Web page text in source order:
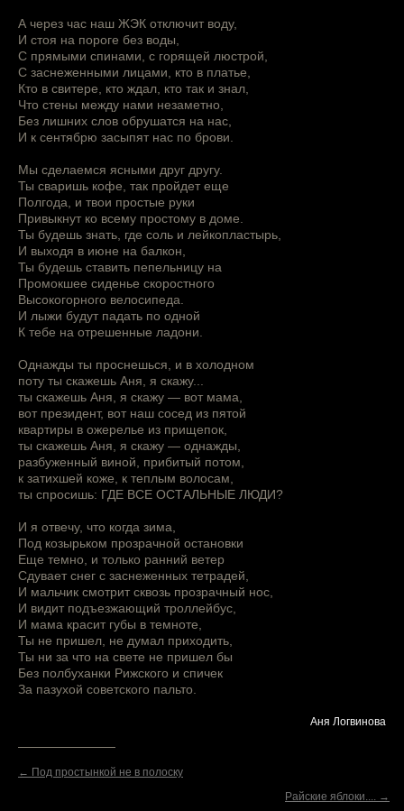
А через час наш ЖЭК отключит воду,
И стоя на пороге без воды,
С прямыми спинами, с горящей люстрой,
С заснеженными лицами, кто в платье,
Кто в свитере, кто ждал, кто так и знал,
Что стены между нами незаметно,
Без лишних слов обрушатся на нас,
И к сентябрю засыпят нас по брови.
Мы сделаемся ясными друг другу.
Ты сваришь кофе, так пройдет еще
Полгода, и твои простые руки
Привыкнут ко всему простому в доме.
Ты будешь знать, где соль и лейкопластырь,
И выходя в июне на балкон,
Ты будешь ставить пепельницу на
Промокшее сиденье скоростного
Высокогорного велосипеда.
И лыжи будут падать по одной
К тебе на отрешенные ладони.
Однажды ты проснешься, и в холодном
поту ты скажешь Аня, я скажу...
ты скажешь Аня, я скажу — вот мама,
вот президент, вот наш сосед из пятой
квартиры в ожерелье из прищепок,
ты скажешь Аня, я скажу — однажды,
разбуженный виной, прибитый потом,
к затихшей коже, к теплым волосам,
ты спросишь: ГДЕ ВСЕ ОСТАЛЬНЫЕ ЛЮДИ?
И я отвечу, что когда зима,
Под козырьком прозрачной остановки
Еще темно, и только ранний ветер
Сдувает снег с заснеженных тетрадей,
И мальчик смотрит сквозь прозрачный нос,
И видит подъезжающий троллейбус,
И мама красит губы в темноте,
Ты не пришел, не думал приходить,
Ты ни за что на свете не пришел бы
Без полбуханки Рижского и спичек
За пазухой советского пальто.
Аня Логвинова
← Под простынкой не в полоску
Райские яблоки.... →